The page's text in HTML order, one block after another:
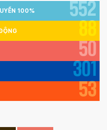
100% 552
88
50
301
53